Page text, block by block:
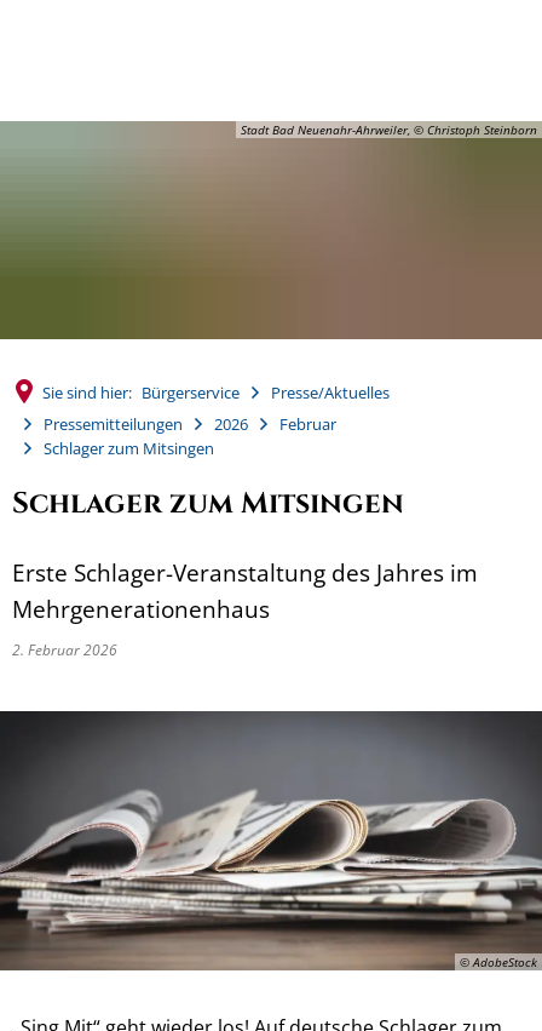
Stadt Bad Neuenahr-Ahrweiler, © Christoph Steinborn
Sie sind hier: Bürgerservice
Presse/Aktuelles
Pressemitteilungen
2026
Februar
Schlager zum Mitsingen
Schlager zum Mitsingen
Erste Schlager-Veranstaltung des Jahres im
Mehrgenerationenhaus
2. Februar 2026
© AdobeStock